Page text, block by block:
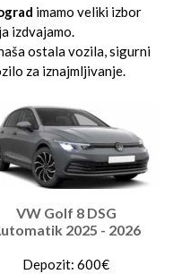
imamo veliki izbor
izdvajamo.
ostala vozila, sigurni
za iznajmljivanje.
VW Golf 8 DSG
2025 - 2026
Depozit: 600€